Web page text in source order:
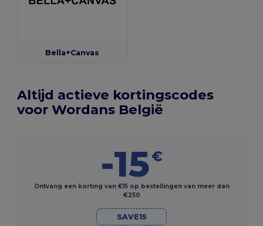
Bella+Canvas
Altijd actieve kortingscodes
voor Wordans België
-15€
Ontvang een korting van €15 op bestellingen van meer dan
€250
SAVE15